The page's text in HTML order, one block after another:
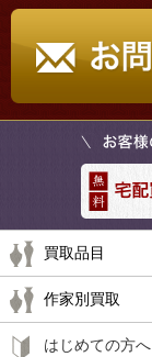
買取品目
作家別買取
はじめての方へ